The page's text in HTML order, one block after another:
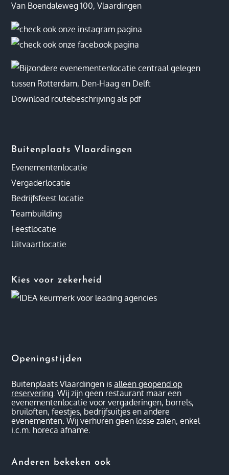
Van Boendaleweg 100, Vlaardingen
Download routebeschrijving als pdf
Buitenplaats Vlaardingen
Evenementenlocatie
Vergaderlocatie
Bedrijfsfeest locatie
Teambuilding
Feestlocatie
Uitvaartlocatie
Kies voor zekerheid
Openingstijden
Buitenplaats Vlaardingen isalleen geopend op
reservering. Wij zijn geen restaurant maar een
evenementenlocatie voor vergaderingen, borrels,
bruiloften, feestjes, bedrijfsuitjes en andere
evenementen. Wij verhuren geen losse zalen, enkel
i.c.m. horeca afname.
Anderen bekeken ook